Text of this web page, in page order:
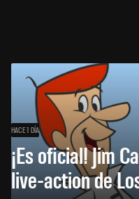
HACE 1 DÍA
¡Es oficial! Jim
live-action de